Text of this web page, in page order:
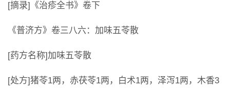
[摘录]《治疹全书》卷下
《普济方》卷三八六：加味五苓散
[药方名称]加味五苓散
[处方]猪苓1两，赤茯苓1两，白术1两，泽泻1两，木香3